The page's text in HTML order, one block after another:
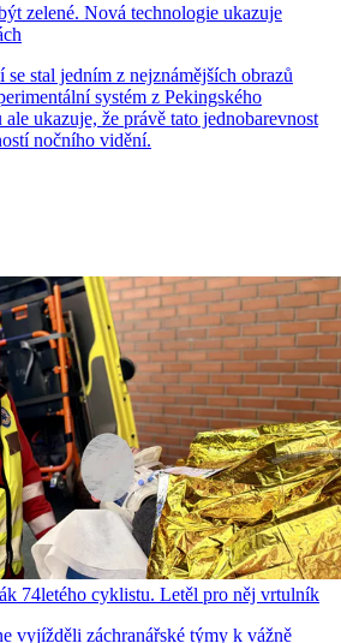
zelené. Nová technologie ukazuje
stal jedním z nejznámějších obrazů
systém z Pekingského
ukazuje, že právě tato jednobarevnost
nočního vidění.
74letého cyklistu. Letěl pro něj vrtulník
vyjížděli záchranářské týmy k vážně